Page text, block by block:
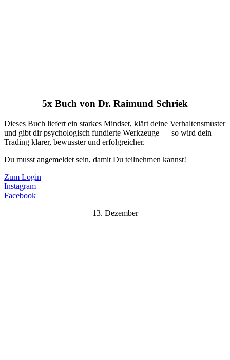
5x Buch von Dr. Raimund Schriek
Dieses Buch liefert ein starkes Mindset, klärt deine Verhaltensmuster
und gibt dir psychologisch fundierte Werkzeuge — so wird dein
Trading klarer, bewusster und erfolgreicher.
Du musst angemeldet sein, damit Du teilnehmen kannst!
Zum Login
Instagram
Facebook
13. Dezember